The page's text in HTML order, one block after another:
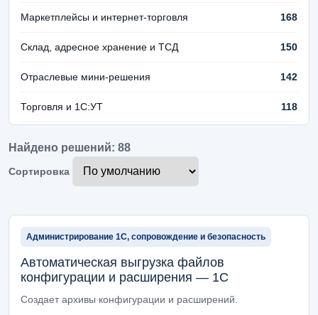
Маркетплейсы и интернет-торговля 168
Склад, адресное хранение и ТСД 150
Отраслевые мини-решения 142
Торговля и 1С:УТ 118
Продажи, клиенты и маркетинг
Отчеты, аналитика и панели руководителя
Документы, маршруты и согласования
Помощники на базе ИИ
Найдено решений: 88
Сортировка
Администрирование 1С, сопровождение и безопасность
Автоматическая выгрузка файлов
конфигурации и расширения — 1С
Создает архивы конфигурации и расширений.